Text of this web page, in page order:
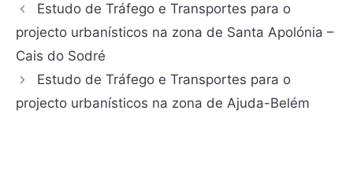
Estudo de Tráfego e Transportes para o
projecto urbanísticos na zona de Santa Apolónia –
Cais do Sodré
Estudo de Tráfego e Transportes para o
projecto urbanísticos na zona de Ajuda-Belém